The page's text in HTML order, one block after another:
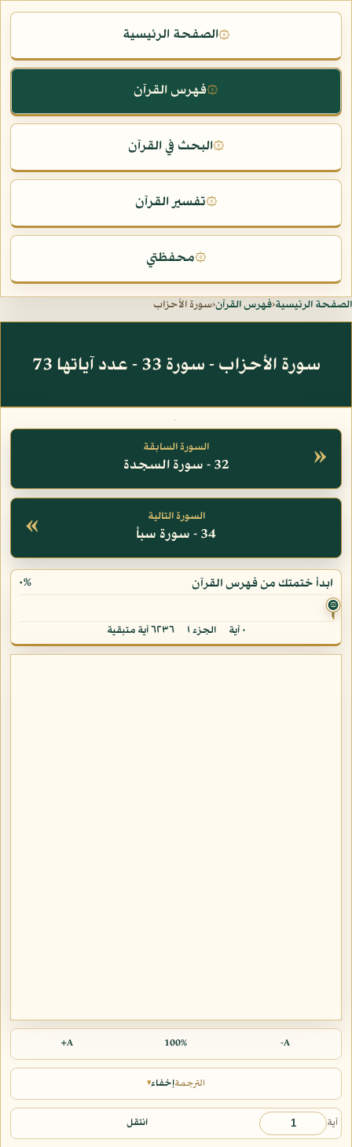
۞الصفحة الرئيسية
۞فهرس القرآن
۞البحث في القرآن
۞تفسير القرآن
۞محفظتي
الصفحة الرئيسية‹فهرس القرآن‹سورة الأحزاب
سورة الأحزاب - سورة 33 - عدد آياتها 73
» السورة السابقة
32 - سورة السجدة
« السورة التالية
34 - سورة سبأ
ابدأ ختمتك من فهرس القرآن ٠%
۞
٠ آية الجزء ١ ٦٢٣٦ آية متبقية
A-
100%
A+
الترجمةإخفاء▾
آية انتقل